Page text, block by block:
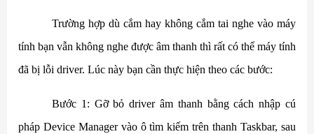
Trường hợp dù cắm hay không cắm tai nghe vào máy
tính bạn vẫn không nghe được âm thanh thì rất có thể máy tính
đã bị lỗi driver. Lúc này bạn cần thực hiện theo các bước:
Bước 1: Gỡ bỏ driver âm thanh bằng cách nhập cú
pháp Device Manager vào ô tìm kiếm trên thanh Taskbar, sau